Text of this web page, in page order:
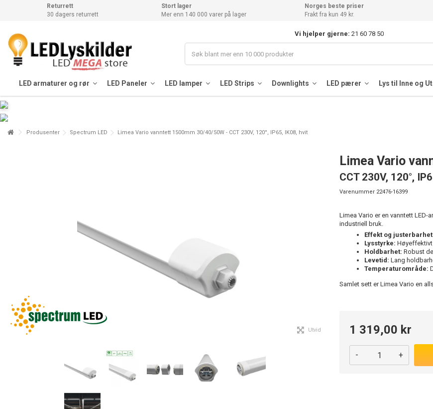
Returrett
30 dagers returrett
Stort lager
Mer enn 140 000 varer på lager
Norges beste priser
Frakt fra kun 49 kr.
Vi hjelper gjerne: 21 60 78 50
LED armaturer og rør LED Paneler LED lamper LED Strips Downlights LED pærer Lys til Inne og
Produsenter Spectrum LED Limea Vario vanntett 1500mm 30/40/50W - CCT 230V, 120°, IP65, IK08, hvit
Utvid
Limea Vario
CCT 230V, 120°,
Varenummer 22476-16399
Limea Vario er en vanntett
industriell bruk.
Effekt og
Lysstyrke: Høyeffektivt
Holdbarhet: Robust
Levetid: Lang
Temperaturområde:
Samlet sett er Limea Vario en
1 319,00 kr
- +